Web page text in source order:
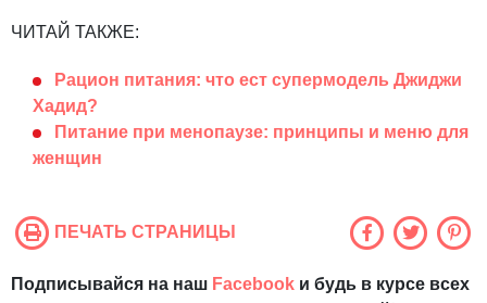
ЧИТАЙ ТАКЖЕ:
Рацион питания: что ест супермодель Джиджи
Хадид?
Питание при менопаузе: принципы и меню для
женщин
ПЕЧАТЬ СТРАНИЦЫ
Подписывайся на наш Facebook и будь в курсе всех